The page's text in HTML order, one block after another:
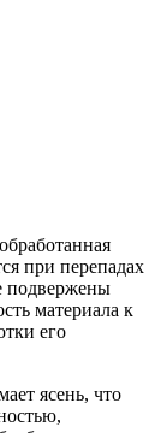
при перепадах
подвержены
материала к
его
ясень, что